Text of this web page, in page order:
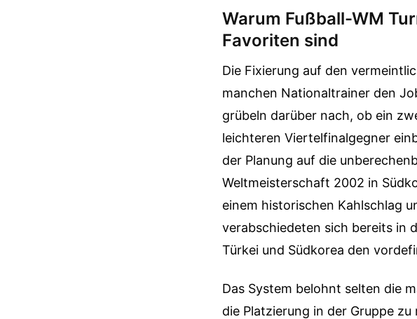
Warum Fußball-WM
Favoriten sind
Die Fixierung auf den
manchen Nationaltrainer den
grübeln darüber nach, ob ein
leichteren Viertelfinalgegner
der Planung auf die
Weltmeisterschaft 2002 in
einem historischen Kahlschlag
verabschiedeten sich bereits in
Türkei und Südkorea den
Das System belohnt selten die
die Platzierung in der Gruppe